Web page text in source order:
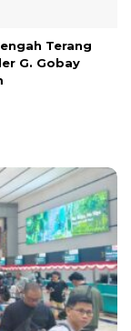
Terang
G. Gobay